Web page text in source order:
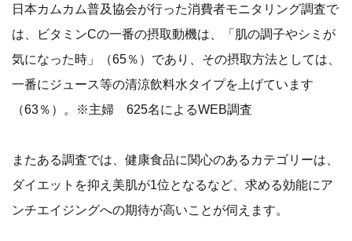
日本カムカム普及協会が行った消費者モニタリング調査で
は、ビタミンCの一番の摂取動機は、「肌の調子やシミが
気になった時」（65％）であり、その摂取方法としては、
一番にジュース等の清涼飲料水タイプを上げています
（63％）。※主婦 625名によるWEB調査
またある調査では、健康食品に関心のあるカテゴリーは、
ダイエットを抑え美肌が1位となるなど、求める効能にア
ンチエイジングへの期待が高いことが伺えます。